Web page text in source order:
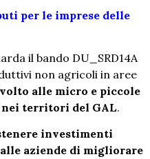
per le imprese delle
il bando DU_SRD14A
non agricoli in aree
alle micro e piccole
territori del GAL.
investimenti
aziende di migliorare